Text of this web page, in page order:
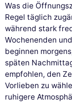
Was die
Regel täglich
während stark
Wochenenden
beginnen
späten
empfohlen, den
Vorlieben zu
ruhigere